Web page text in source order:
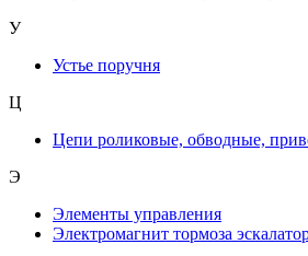
У
Устье поручня
Ц
Цепи роликовые, обводные,
Э
Элементы управления
Электромагнит тормоза